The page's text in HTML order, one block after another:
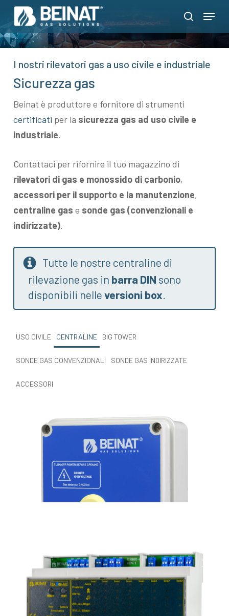
Skip
to
main
search
Menu
I nostri rilevatori gas a uso civile e industriale
Sicurezza gas
Beinat è produttore e fornitore di strumenti
certificati per la sicurezza gas ad uso civile e
industriale.
Contattaci per rifornire il tuo magazzino di
rilevatori di gas e monossido di carbonio,
accessori per il supporto e la manutenzione,
centraline gas e sonde gas (convenzionali e
indirizzate).
Tutte le nostre centraline di
rilevazione gas in barra DIN sono
disponibili nelleversioni box.
USO CIVILE CENTRALINE BIG TOWER
SONDE GAS CONVENZIONALI SONDE GAS INDIRIZZATE
ACCESSORI
Close
Menu